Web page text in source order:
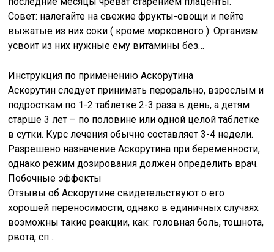
Совет: налегайте на свежие фрукты-овощи и пейте
выжатые из них соки ( кроме морковного ). Организм
усвоит из них нужные ему витамины без…
Инструкция по применению Аскорутина
Аскорутин следует принимать перорально, взрослым и
подросткам по 1-2 таблетке 2-3 раза в день, а детям
старше 3 лет – по половине или одной целой таблетке
в сутки. Курс лечения обычно составляет 3-4 недели.
Разрешено назначение Аскорутина при беременности,
однако режим дозирования должен определить врач.
Побочные эффекты
Отзывы об Аскорутине свидетельствуют о его
хорошей переносимости, однако в единичных случаях
возможны такие реакции, как: головная боль, тошнота,
рвота, сп…